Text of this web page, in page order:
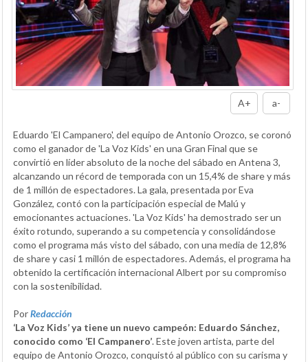
A+ a-
Eduardo 'El Campanero', del equipo de Antonio Orozco, se coronó
como el ganador de 'La Voz Kids' en una Gran Final que se
convirtió en líder absoluto de la noche del sábado en Antena 3,
alcanzando un récord de temporada con un 15,4% de share y más
de 1 millón de espectadores. La gala, presentada por Eva
González, contó con la participación especial de Malú y
emocionantes actuaciones. 'La Voz Kids' ha demostrado ser un
éxito rotundo, superando a su competencia y consolidándose
como el programa más visto del sábado, con una media de 12,8%
de share y casi 1 millón de espectadores. Además, el programa ha
obtenido la certificación internacional Albert por su compromiso
con la sostenibilidad.
PorRedacción
‘La Voz Kids’ ya tiene un nuevo campeón: Eduardo Sánchez,
conocido como ‘El Campanero’. Este joven artista, parte del
equipo de Antonio Orozco, conquistó al público con su carisma y